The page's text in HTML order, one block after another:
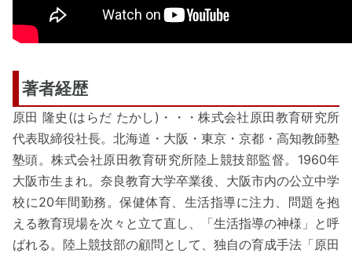
著者経歴
原田 隆史(はらだ たかし)・・・株式会社原田教育研究所
代表取締役社長。北海道・大阪・東京・京都・高知教師塾
塾頭。株式会社原田教育研究所陸上競技部監督。1960年
大阪市生まれ。奈良教育大学卒業後、大阪市内の公立中学
校に20年間勤務。保健体育、生活指導に注力、問題を抱
える教育現場を次々と立て直し、「生活指導の神様」と呼
ばれる。陸上競技部の顧問として、独自の育成手法「原田